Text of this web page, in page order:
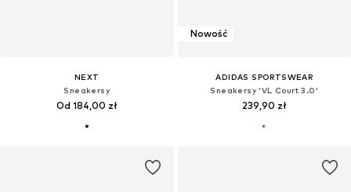
NEXT
Sneakersy
Od 184,00 zł
Nowość
ADIDAS SPORTSWEAR
Sneakersy 'VL Court 3.0'
239,90 zł